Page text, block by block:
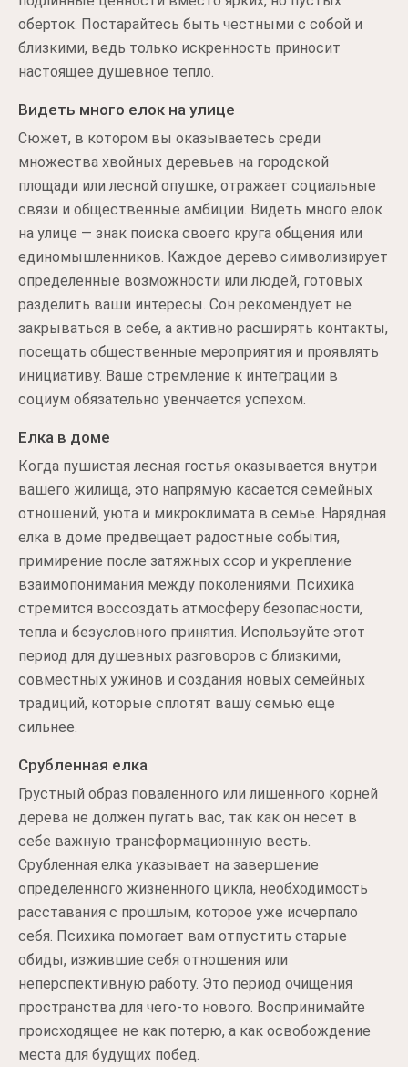
оберток. Постарайтесь быть честными с собой и
близкими, ведь только искренность приносит
настоящее душевное тепло.
Видеть много елок на улице
Сюжет, в котором вы оказываетесь среди
множества хвойных деревьев на городской
площади или лесной опушке, отражает социальные
связи и общественные амбиции. Видеть много елок
на улице — знак поиска своего круга общения или
единомышленников. Каждое дерево символизирует
определенные возможности или людей, готовых
разделить ваши интересы. Сон рекомендует не
закрываться в себе, а активно расширять контакты,
посещать общественные мероприятия и проявлять
инициативу. Ваше стремление к интеграции в
социум обязательно увенчается успехом.
Елка в доме
Когда пушистая лесная гостья оказывается внутри
вашего жилища, это напрямую касается семейных
отношений, уюта и микроклимата в семье. Нарядная
елка в доме предвещает радостные события,
примирение после затяжных ссор и укрепление
взаимопонимания между поколениями. Психика
стремится воссоздать атмосферу безопасности,
тепла и безусловного принятия. Используйте этот
период для душевных разговоров с близкими,
совместных ужинов и создания новых семейных
традиций, которые сплотят вашу семью еще
сильнее.
Срубленная елка
Грустный образ поваленного или лишенного корней
дерева не должен пугать вас, так как он несет в
себе важную трансформационную весть.
Срубленная елка указывает на завершение
определенного жизненного цикла, необходимость
расставания с прошлым, которое уже исчерпало
себя. Психика помогает вам отпустить старые
обиды, изжившие себя отношения или
неперспективную работу. Это период очищения
пространства для чего-то нового. Воспринимайте
происходящее не как потерю, а как освобождение
места для будущих побед.